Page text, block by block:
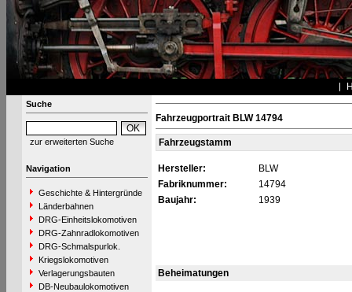
Suche
zur erweiterten Suche
Navigation
Geschichte & Hintergründe
Länderbahnen
DRG-Einheitslokomotiven
DRG-Zahnradlokomotiven
DRG-Schmalspurlok.
Kriegslokomotiven
Verlagerungsbauten
DB-Neubaulokomotiven
Fahrzeugportrait BLW 14794
Fahrzeugstamm
Hersteller:
BLW
Fabriknummer:
14794
Baujahr:
1939
Beheimatungen